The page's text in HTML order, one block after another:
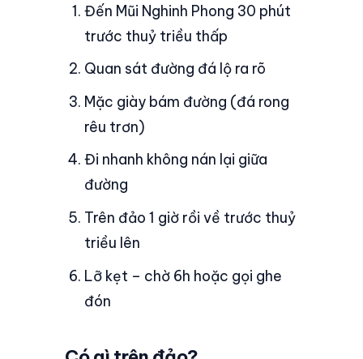
Đến Mũi Nghinh Phong 30 phút
trước thuỷ triều thấp
Quan sát đường đá lộ ra rõ
Mặc giày bám đường (đá rong
rêu trơn)
Đi nhanh không nán lại giữa
đường
Trên đảo 1 giờ rồi về trước thuỷ
triều lên
Lỡ kẹt – chờ 6h hoặc gọi ghe
đón